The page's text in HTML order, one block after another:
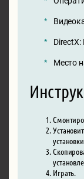
DirectX:
Место
Играть.